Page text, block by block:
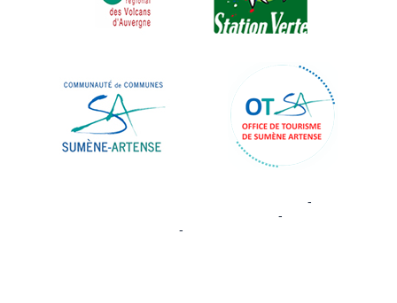
-
-
-